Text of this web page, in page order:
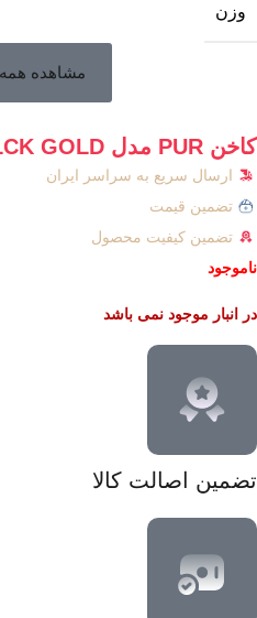
وزن
مشاهده
کاخن PUR مدل VISION-SP PRO BALCK GOLD
ارسال سریع به سراسر ایران
تضمین قیمت
تضمین کیفیت محصول
ناموجود
در انبار موجود نمی باشد
تضمین اصالت کالا